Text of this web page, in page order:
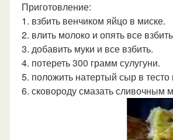
Приготовление:
1. взбить венчиком яйцо в миске.
2. влить молоко и опять все
3. добавить муки и все взбить.
4. потереть 300 грамм сулугуни.
5. положить натертый сыр в
6. сковороду смазать сливочным